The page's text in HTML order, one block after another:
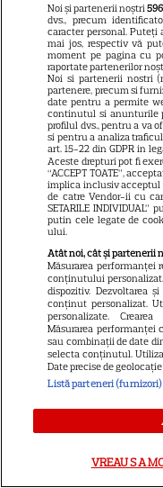
DIN
Exclusiv
Noi și partenerii noștri596
dvs., precum
caracter personal. Puteți
mai jos, respectiv vă
moment pe pagina cu
raportate partenerilor
Noi si partenerii nostri
partenere, precum si
date pentru a permite
continutul si anunturile
profilul dvs., pentru a va
si pentru a analiza
art. 15-22 din GDPR in
Aceste drepturi pot fi
“ACCEPT TOATE”,
implica inclusiv acceptul
de catre Vendor-ii cu
SETARILE
putin cele legate de
ului.
Atât noi, cât și partenerii
Măsurarea performanței
conținutului
dispozitiv. Dezvoltarea
conținut personalizat.
personalizate.
Măsurarea
sau combinații de date
selecta conținutul.
Date precise de
Listă parteneri (furnizori)
VREAU SA